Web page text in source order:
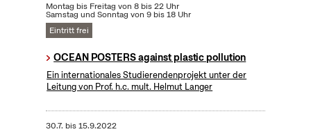
Montag bis Freitag von 8 bis 22 Uhr
Samstag und Sonntag von 9 bis 18 Uhr
Eintritt frei
OCEAN POSTERS against plastic pollution
Ein internationales Studierendenprojekt unter der
Leitung von Prof. h.c. mult. Helmut Langer
30.7. bis15.9.2022